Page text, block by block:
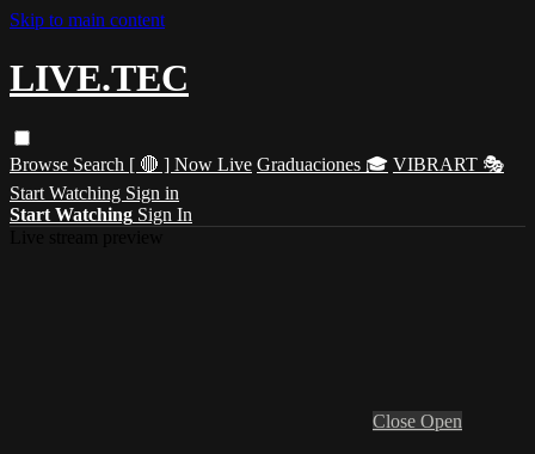
Skip to main content
LIVE.TEC
Browse Search [ 🔴 ] Now Live Graduaciones 🎓 VIBRART 🎭
Start Watching Sign in
Start Watching Sign In
Close Open